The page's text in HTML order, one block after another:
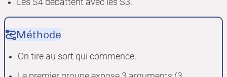
Les S4 débattent avec les S3.
Méthode
On tire au sort qui commence.